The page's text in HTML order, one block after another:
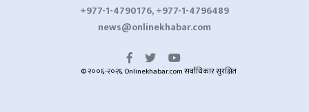
+977-1-4790176, +977-1-4796489
news@onlinekhabar.com
© २००६-२०२६ Onlinekhabar.com सर्वाधिकार सुरक्षित